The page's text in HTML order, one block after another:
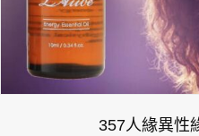
357人緣異性